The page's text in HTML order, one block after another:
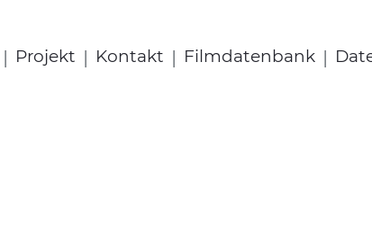
| Projekt | Kontakt | Filmdatenbank |